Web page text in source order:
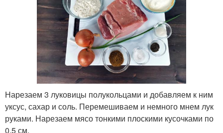
Нарезаем 3 луковицы полукольцами и добавляем к ним
уксус, сахар и соль. Перемешиваем и немного мнем лук
руками. Нарезаем мясо тонкими плоскими кусочками по
0,5 см.